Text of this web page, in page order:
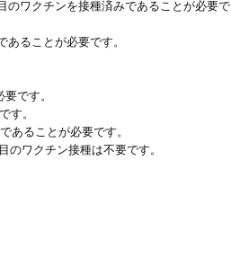
のワクチンを接種済みであることが必要で
ることが必要です。
です。
す。
あることが必要です。
ワクチン接種は不要です。